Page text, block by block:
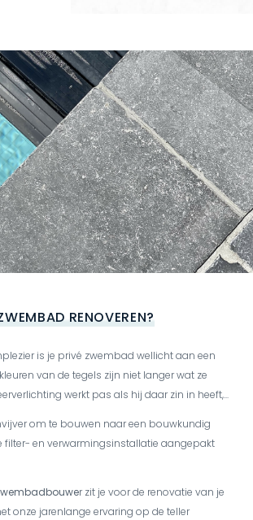
RENOVEREN?
is je privé zwembad wellicht aan een
van de tegels zijn niet langer wat ze
werkt pas als hij daar zin in heeft,...
om te bouwen naar een bouwkundig
filter- en verwarmingsinstallatie aangepakt
r zit je voor de renovatie van je
onze jarenlange ervaring op de teller